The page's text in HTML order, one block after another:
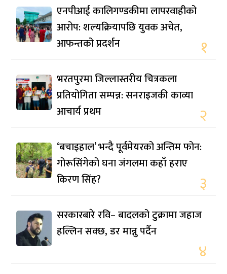
एनपीआई कालिगण्डकीमा लापरवाहीको
आरोप: शल्यक्रियापछि युवक अचेत,
आफन्तको प्रदर्शन
१
भरतपुरमा जिल्लास्तरीय चित्रकला
प्रतियोगिता सम्पन्न: सनराइजकी काव्या
आचार्य प्रथम
२
‘बचाइहाल’ भन्दै पूर्वमेयरको अन्तिम फोन:
गोरूसिंगेको घना जंगलमा कहाँ हराए
किरण सिंह?
३
सरकारबारे रवि– बादलको टुक्रामा जहाज
हल्लिन सक्छ, डर मान्नु पर्दैन
४